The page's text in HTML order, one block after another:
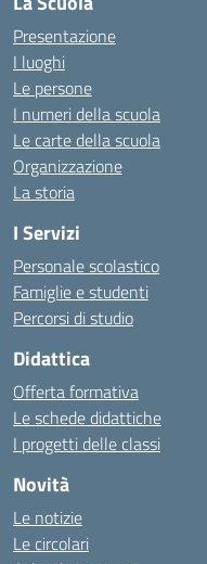
Presentazione
I luoghi
Le persone
I numeri della scuola
Le carte della scuola
Organizzazione
La storia
I Servizi
Personale scolastico
Famiglie e studenti
Percorsi di studio
Didattica
Offerta formativa
Le schede didattiche
I progetti delle classi
Novità
Le notizie
Le circolari